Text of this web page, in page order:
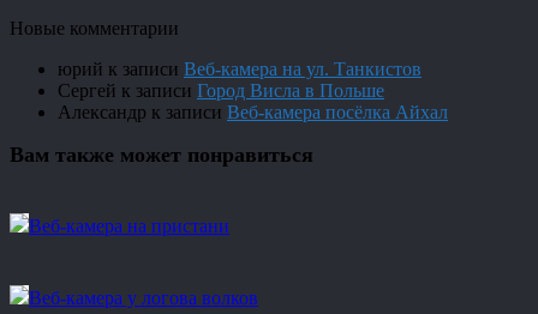
Новые комментарии
юрий к записи Веб-камера на ул. Танкистов
Сергей к записи Город Висла в Польше
Александр к записи Веб-камера посёлка Айхал
Вам также может понравиться
Веб-камера на пристани
Веб-камера у логова волков